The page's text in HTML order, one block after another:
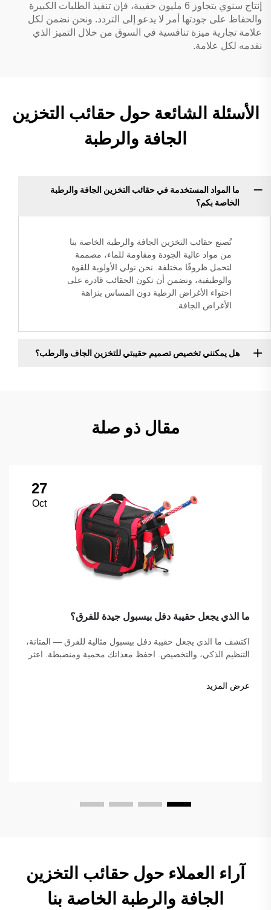
إنتاج سنوي يتجاوز 6 مليون حقيبة، فإن تنفيذ الطلبات الكبيرة
والحفاظ على جودتها أمر لا يدعو إلى التردد. ونحن نضمن لكل
علامة تجارية ميزة تنافسية في السوق من خلال التميز الذي
نقدمه لكل علامة.
الأسئلة الشائعة حول حقائب التخزين
الجافة والرطبة
ما المواد المستخدمة في حقائب التخزين الجافة والرطبة
الخاصة بكم؟
تُصنع حقائب التخزين الجافة والرطبة الخاصة بنا
من مواد عالية الجودة ومقاومة للماء، مصممة
لتحمل ظروفًا مختلفة. نحن نولي الأولوية للقوة
والوظيفية، ونضمن أن تكون الحقائب قادرة على
احتواء الأغراض الرطبة دون المساس بنزاهة
الأغراض الجافة.
هل يمكنني تخصيص تصميم حقيبتي للتخزين الجاف والرطب؟
مقال ذو صلة
27
Oct
ما الذي يجعل حقيبة دفل بيسبول جيدة للفرق؟
اكتشف ما الذي يجعل حقيبة دفل بيسبول مثالية للفرق — المتانة،
التنظيم الذكي، والتخصيص. احفظ معداتك محمية ومنضبطة. اعثر
عرض المزيد
آراء العملاء حول حقائب التخزين
الجافة والرطبة الخاصة بنا